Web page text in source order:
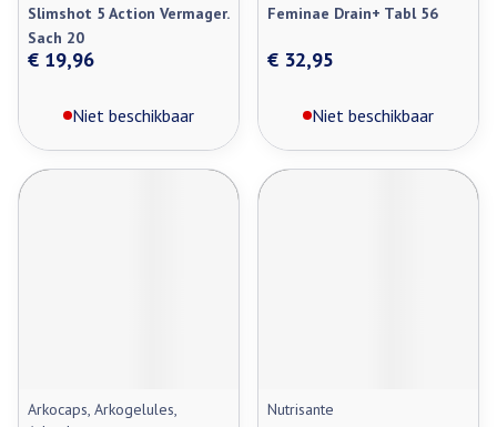
Slimshot 5 Action Vermager.
Sach 20
€ 19,96
Niet beschikbaar
Feminae Drain+ Tabl 56
€ 32,95
Niet beschikbaar
Arkocaps, Arkogelules,
Nutrisante